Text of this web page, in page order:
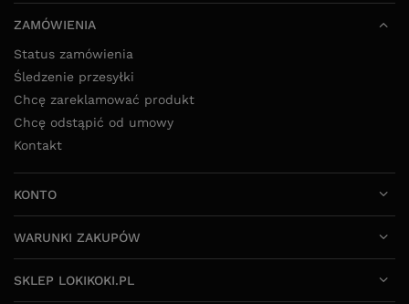
Status zamówienia
Śledzenie przesyłki
Chcę zareklamować produkt
Chcę odstąpić od umowy
Kontakt
KONTO
WARUNKI ZAKUPÓW
SKLEP LOKIKOKI.PL